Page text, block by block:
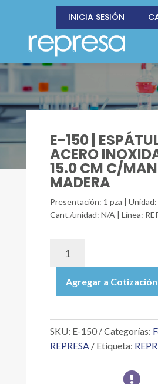
INICIA SESIÓN
E-150 |
ACERO
15.0 CM C/
MADERA
Presentación: 1 pza |
Cant./unidad: N/A | Línea:
ESPÁTULA
DE
INOXIDABLE
CM
Agregar a Cotización
SKU: E-150 Categorías:
REPRESA
Etiqueta:
